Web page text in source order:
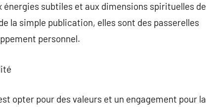
subtiles et aux dimensions spirituelles de
la simple publication, elles sont des passerelles
personnel.
opter pour des valeurs et un engagement pour la